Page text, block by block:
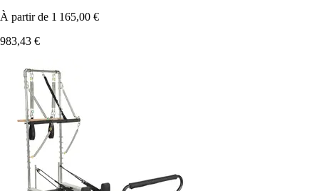
À partir de 1 165,00 €
983,43 €